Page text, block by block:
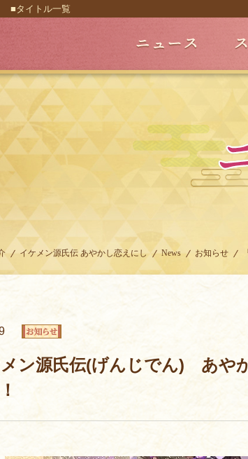
■タイトル一覧
イケメン源氏伝 あやかし恋えにし News お知らせ
メン源氏伝(げんじでん) あや